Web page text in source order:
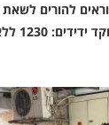
להורים
ללא כוכבית